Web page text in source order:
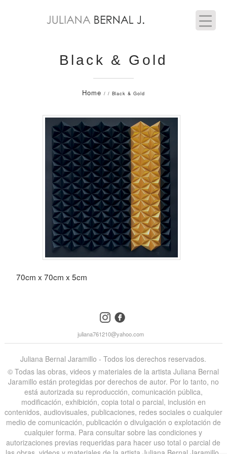
Black & Gold
Home / / Black & Gold
70cm x 70cm x 5cm
instagramfacebook
juliana761210@yahoo.com
Juliana Bernal Jaramillo - Todos los derechos reservados.
©️ Todas las obras, videos y materiales de la artista Juliana Bernal
Jaramillo están protegidas por derechos de autor. Por lo tanto, no
está autorizada su reproducción, comunicación pública,
modificación, exhibición, copia total o parcial, inclusión en
contenidos, audiovisuales, publicaciones, redes sociales o cualquier
medio de comunicación, publicación o divulgación o explotación de
cualquier forma. Para consultar sobre las condiciones y
autorizaciones previas requeridas para hacer uso total o parcial de